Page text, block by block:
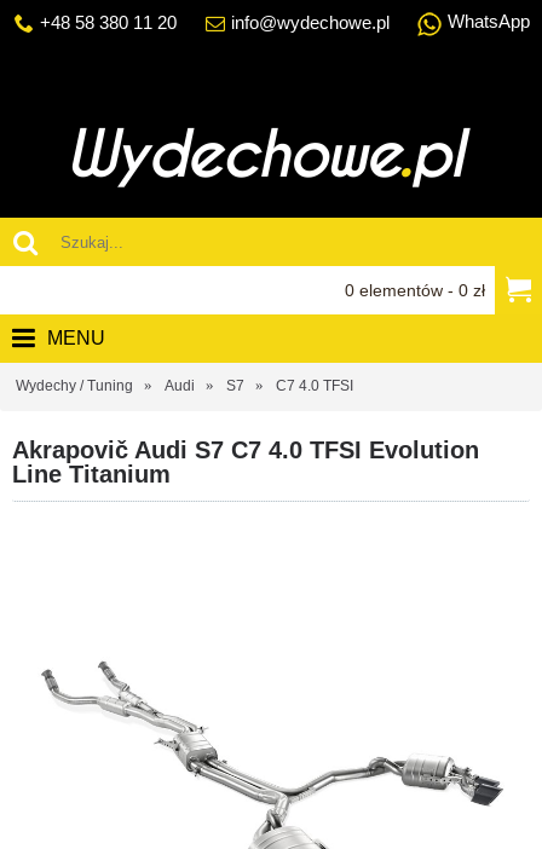
+48 58 380 11 20 info@wydechowe.pl WhatsApp
0 elementów - 0 zł
MENU
Wydechy / Tuning Audi S7 C7 4.0 TFSI
Akrapovič Audi S7 C7 4.0 TFSI Evolution
Line Titanium